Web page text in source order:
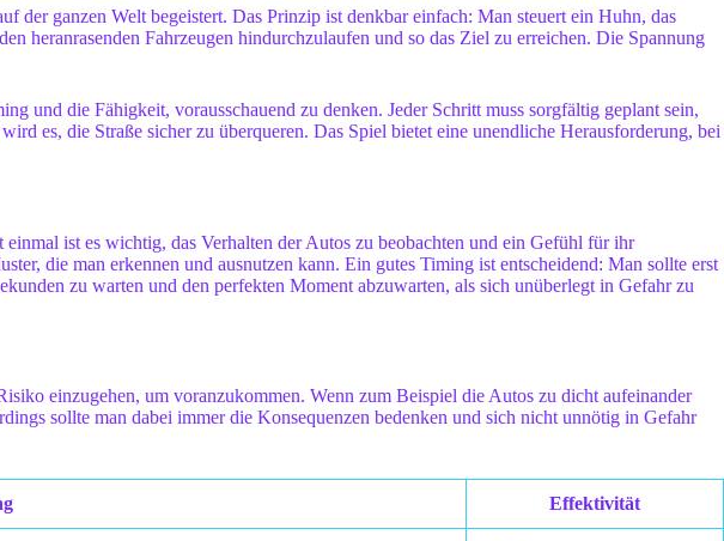
der ganzen Welt begeistert. Das Prinzip ist denkbar einfach: Man steuert ein Huhn, das
heranrasenden Fahrzeugen hindurchzulaufen und so das Ziel zu erreichen. Die Spannung
und die Fähigkeit, vorausschauend zu denken. Jeder Schritt muss sorgfältig geplant sein,
es, die Straße sicher zu überqueren. Das Spiel bietet eine unendliche Herausforderung, bei
ist es wichtig, das Verhalten der Autos zu beobachten und ein Gefühl für ihr
die man erkennen und ausnutzen kann. Ein gutes Timing ist entscheidend: Man sollte erst
zu warten und den perfekten Moment abzuwarten, als sich unüberlegt in Gefahr zu
einzugehen, um voranzukommen. Wenn zum Beispiel die Autos zu dicht aufeinander
sollte man dabei immer die Konsequenzen bedenken und sich nicht unnötig in Gefahr
Effektivität